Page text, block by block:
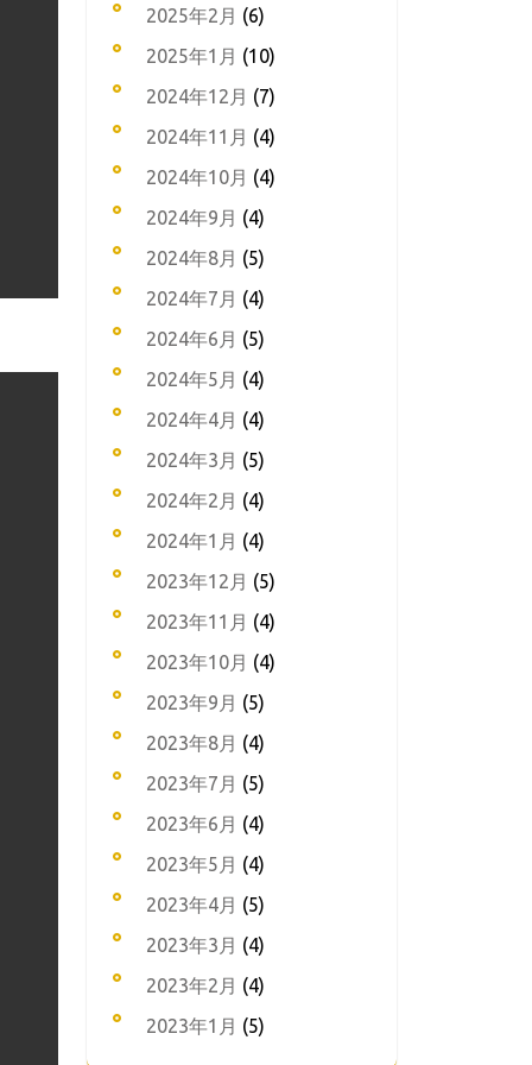
2025年2月 (6)
2025年1月 (10)
2024年12月 (7)
2024年11月 (4)
2024年10月 (4)
2024年9月 (4)
2024年8月 (5)
2024年7月 (4)
2024年6月 (5)
2024年5月 (4)
2024年4月 (4)
2024年3月 (5)
2024年2月 (4)
2024年1月 (4)
2023年12月 (5)
2023年11月 (4)
2023年10月 (4)
2023年9月 (5)
2023年8月 (4)
2023年7月 (5)
2023年6月 (4)
2023年5月 (4)
2023年4月 (5)
2023年3月 (4)
2023年2月 (4)
2023年1月 (5)